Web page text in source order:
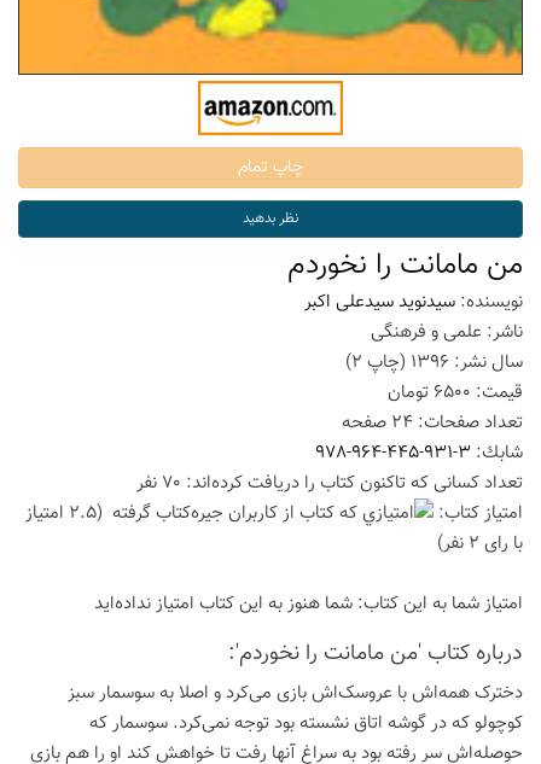
من مامانت را نخوردم
نویسنده: سیدنوید سیدعلی اکبر
ناشر: علمی و فرهنگی
سال نشر: 1396 (چاپ 2
)
قیمت: 6500 تومان
تعداد صفحات: 24 صفحه
شابك: 978-964-445-931-3
تعداد كسانی كه تاكنون كتاب را دریافت كرده‌اند: 70 نفر
امتیاز كتاب:
(2.5 امتیاز
با رای 2 نفر)
امتیاز شما به این كتاب: شما هنوز به این كتاب امتیاز نداده‌اید
درباره كتاب 'من مامانت را نخوردم':
دخترک همه‌اش با عروسک‌اش بازی می‌کرد و اصلا به سوسمار سبز
کوچولو که در گوشه اتاق نشسته بود توجه نمی‌کرد. سوسمار که
حوصله‌اش سر رفته بود به سراغ آنها رفت تا خواهش کند او را هم بازی